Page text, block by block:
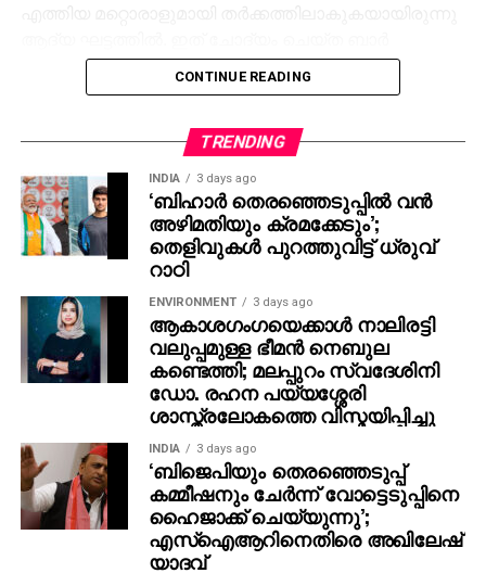
ജീവനക്കാരുമായി സംഘര്‍ഷം ശക്തമായി. പ്രതികളുടെ
സംഘം ആദ്യം ബാറില്‍ നിന്ന് പുറത്തുപോയെങ്കിലും,
വടിവാളുമായി തിരികെ എത്തി. തുടര്‍ന്ന് ബാര്‍
ജീവനക്കാര്‍ക്ക് മര്‍ദനമേല്‍ക്കുകയും അക്രമം
ആവര്‍ത്തിച്ച് അഞ്ചുതവണ വരെ തിരിച്ചെത്തി
ആക്രമണം നടത്തിയതായും ബാര്‍ ഉടമ നല്‍കിയ
പരാതിയില്‍ പറയുന്നു. വിദ്യാഭ്യാസ
ആവശ്യങ്ങള്‍ക്കായി എറണാകുളത്ത് എത്തിയവരാണ്
പ്രതികളെന്ന് പൊലീസ് കണ്ടെത്തിയിട്ടുണ്ട്.
സംഭവത്തില്‍ അലീനയുടെ കൈക്ക് പരുക്കേല്‍ക്കുകയും
ചെയ്തു.
CONTINUE READING
TRENDING
INDIA 3 days ago
‘ബിഹാർ തെരഞ്ഞെടുപ്പിൽ വൻ
അഴിമതിയും ക്രമക്കേടും’;
തെളിവുകൾ പുറത്തുവിട്ട് ധ്രുവ്
റാഠി
ENVIRONMENT 3 days ago
ആകാശഗംഗയെക്കാള്‍ നാലിരട്ടി
വലുപ്പമുള്ള ഭീമന്‍ നെബുല
കണ്ടെത്തി; മലപ്പുറം സ്വദേശിനി
ഡോ. രഹന പയ്യശ്ശേരി
ശാസ്ത്രലോകത്തെ വിസ്മയിപ്പിച്ചു
INDIA 3 days ago
‘ബിജെപിയും തെരഞ്ഞെടുപ്പ്
കമ്മീഷനും ചേർന്ന് വോട്ടെടുപ്പിനെ
ഹൈജാക്ക് ചെയ്യുന്നു’;
എസ്ഐആറിനെതിരെ അഖിലേഷ്
യാദവ്